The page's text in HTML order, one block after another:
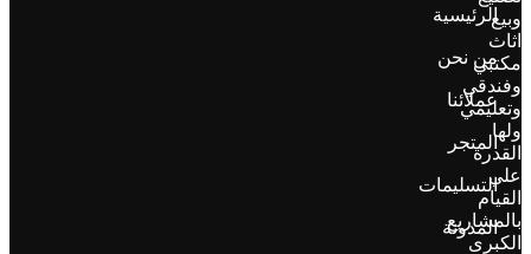
وبيع
اثاث
مكتبي
وفندقي
وتعليمي
ولها
القدرة
علي
القيام
بالمشاريع
الكبرى
الرئيسية
من نحن
عملائنا
المتجر
التسليمات
المدونة